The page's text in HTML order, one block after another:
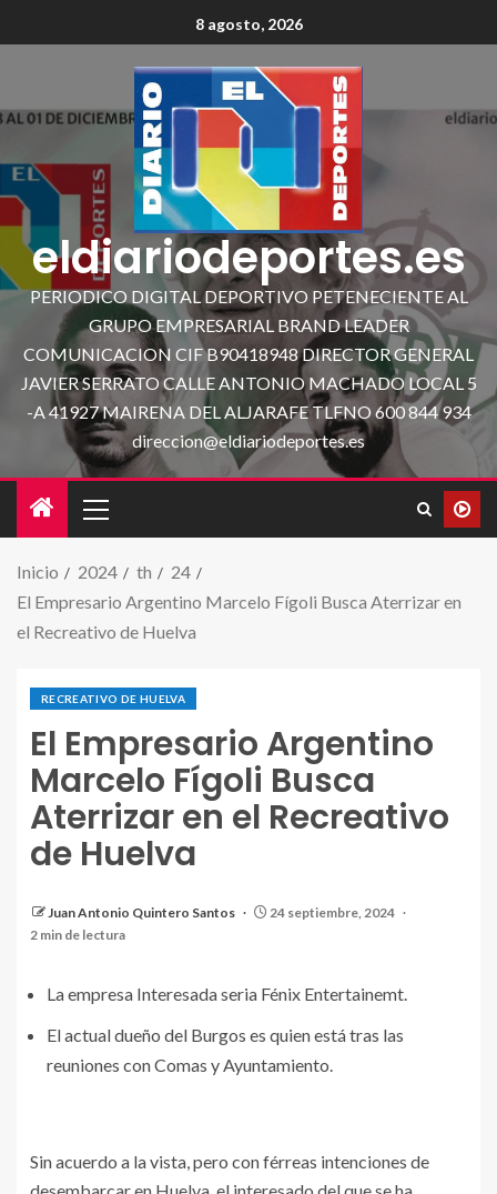
8 agosto, 2026
eldiariodeportes.es
PERIODICO DIGITAL DEPORTIVO PETENECIENTE AL
GRUPO EMPRESARIAL BRAND LEADER
COMUNICACION CIF B90418948 DIRECTOR GENERAL
JAVIER SERRATO CALLE ANTONIO MACHADO LOCAL 5
-A 41927 MAIRENA DEL ALJARAFE TLFNO 600 844 934
direccion@eldiariodeportes.es
Inicio 2024 th
24
El Empresario Argentino Marcelo Fígoli Busca Aterrizar en
el Recreativo de Huelva
RECREATIVO DE HUELVA
El Empresario Argentino
Marcelo Fígoli Busca
Aterrizar en el Recreativo
de Huelva
Juan Antonio Quintero Santos
24 septiembre, 2024
2 min de lectura
Marcelo Figoli ( máximo Diregente del Grupo 360 )
La empresa Interesada seria Fénix Entertainemt.
El actual dueño del Burgos es quien está tras las
reuniones con Comas y Ayuntamiento.
Sin acuerdo a la vista, pero con férreas intenciones de